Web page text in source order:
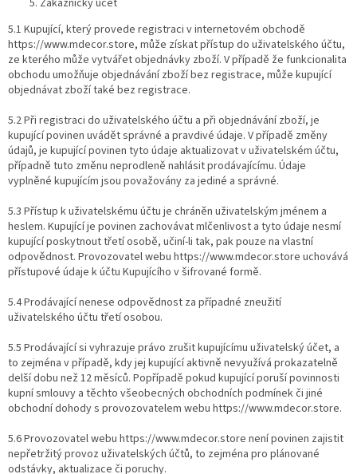
5.1 Kupující, který provede registraci v internetovém obchodě ​
https://www.mdecor.store​, může získat přístup do uživatelského účtu,
ze kterého může vytvářet objednávky zboží. V případě že funkcionalita
obchodu umožňuje objednávání zboží bez registrace, může kupující
objednávat zboží také bez registrace.
5.2 Při registraci do uživatelského účtu a při objednávání zboží, je
kupující povinen uvádět správné a pravdivé údaje. V případě změny
údajů, je kupující povinen tyto údaje aktualizovat v uživatelském účtu,
případně tuto změnu neprodleně nahlásit prodávajícímu. Údaje
vyplněné kupujícím jsou považovány za jediné a správné.
5.3 Přístup k uživatelskému účtu je chráněn uživatelským jménem a
heslem. Kupující je povinen zachovávat mlčenlivost a tyto údaje nesmí
kupující poskytnout třetí osobě, učiní-li tak, pak pouze na vlastní
odpovědnost. Provozovatel webu https://www.mdecor.store​ uchovává
přístupové údaje k účtu Kupujícího v šifrované formě.
5.4 Prodávající nenese odpovědnost za případné zneužití
uživatelského účtu třetí osobou.
5.5 Prodávající si vyhrazuje právo zrušit kupujícímu uživatelský účet, a
to zejména v případě, kdy jej kupující aktivně nevyužívá prokazatelně
delší dobu než 12 měsíců. Popřípadě pokud kupující poruší povinnosti
kupní smlouvy a těchto všeobecných obchodních podmínek či jiné
obchodní dohody s provozovatelem webu https://www.mdecor.store.
5.6 Provozovatel webu ​https://www.mdecor.store​ není povinen zajistit
nepřetržitý provoz uživatelských účtů, to zejména pro plánované
odstávky, aktualizace či poruchy.